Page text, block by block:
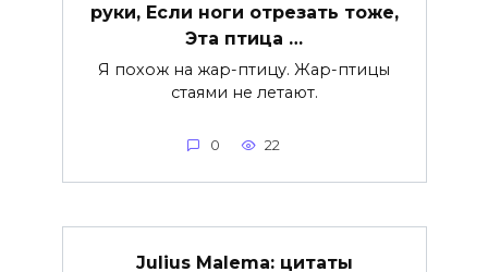
руки, Если ноги отрезать тоже,
Эта птица …
Я похож на жар-птицу. Жар-птицы
стаями не летают.
0 22
Julius Malema: цитаты